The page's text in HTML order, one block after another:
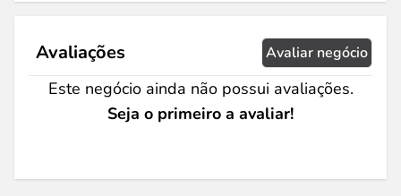
Avaliações Avaliar negócio
Este negócio ainda não possui avaliações.
Seja o primeiro a avaliar!